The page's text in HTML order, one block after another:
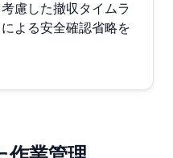
慮した撤収タイムラ
よる安全確認省略を